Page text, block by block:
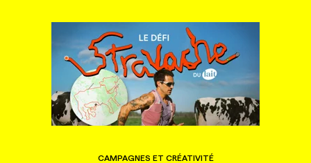
CAMPAGNES ET CRÉATIVITÉ